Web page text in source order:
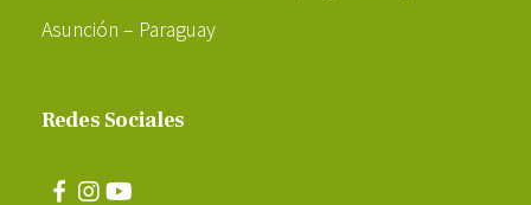
Asunción – Paraguay
Redes Sociales